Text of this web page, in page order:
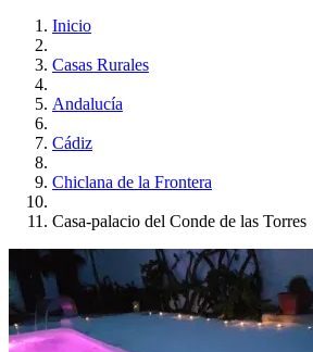
Inicio
Casas Rurales
Andalucía
Cádiz
Chiclana de la Frontera
Casa-palacio del Conde de las Torres